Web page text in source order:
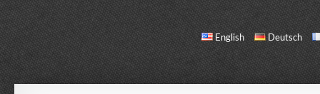
English Deutsch